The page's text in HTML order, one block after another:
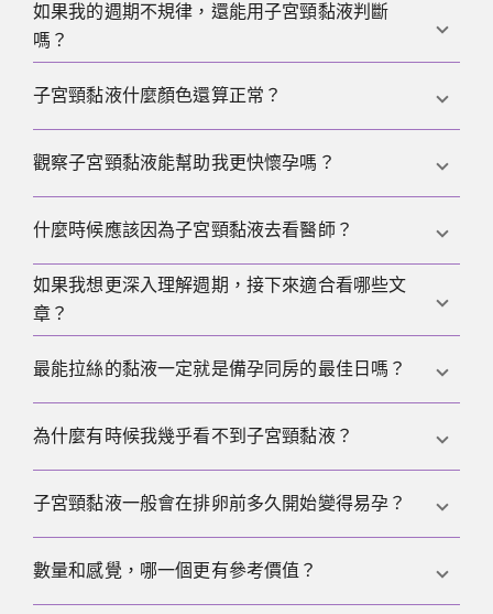
週期並結合其他身體訊號。
不完全一樣。日常生活中各種分泌物常常混在一起，
很難完全分開。對週期觀察來說，更重要的是感覺、
如果我的週期不規律，還能用子宮頸黏液判斷
嗎？
可以，而且往往比單純數日曆更有幫助。特別是在週
更多耐心和幾個週期來比較。
子宮頸黏液什麼顏色還算正常？
透明、乳白或略帶白色都可能正常。更應該就醫檢查
癢或疼痛時。
觀察子宮頸黏液能幫助我更快懷孕嗎？
它能幫助你更好安排同房或授精時機。它不會直接提
窗口。
什麼時候應該因為子宮頸黏液去看醫師？
如果分泌物有異味、變綠，伴隨搔癢、疼痛，或兩次
月經之間有出血，就應該就醫。如果備孕很久沒有成
如果我想更深入理解週期，接下來適合看哪些文
章？
不錯的起點是我們關於排卵、排卵測試和著床
的文
的階段。
最能拉絲的黏液一定就是備孕同房的最佳日嗎？
不一定。最佳黏液出現前的幾天往往也已經很關鍵，
可能會把窗口不必要地縮得太窄。
為什麼有時候我幾乎看不到子宮頸黏液？
這並不代表一定沒有相關黏液。有些人更容易感覺到
整體模式也可能相當細微。
子宮頸黏液一般會在排卵前多久開始變得易孕？
每個人都不同。實際上，比固定天數更重要的是觀察
數量和感覺，哪一個更有參考價值？